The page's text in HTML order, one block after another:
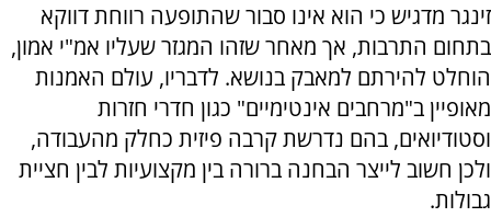
זינגר מדגיש כי הוא אינו סבור שהתופעה רווחת דווקא
בתחום התרבות, אך מאחר שזהו המגזר שעליו אמ"י אמון,
הוחלט להירתם למאבק בנושא. לדבריו, עולם האמנות
מאופיין ב"מרחבים אינטימיים" כגון חדרי חזרות
וסטודיואים, בהם נדרשת קרבה פיזית כחלק מהעבודה,
ולכן חשוב לייצר הבחנה ברורה בין מקצועיות לבין חציית
גבולות.